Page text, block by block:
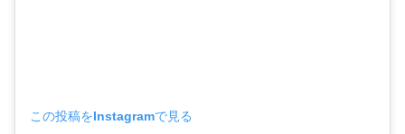
この投稿をInstagramで見る